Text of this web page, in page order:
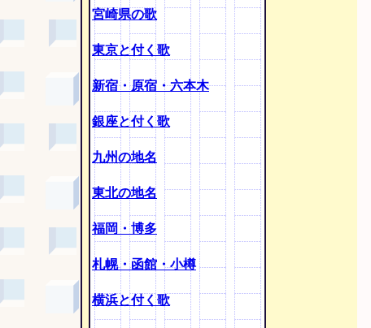
宮崎県の歌
東京と付く歌
新宿・原宿・六本木
銀座と付く歌
九州の地名
東北の地名
福岡・博多
札幌・函館・小樽
横浜と付く歌